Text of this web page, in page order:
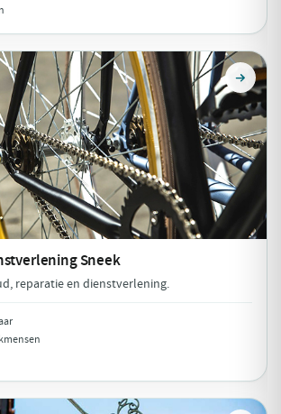
Sneek
reparatie en dienstverlening.